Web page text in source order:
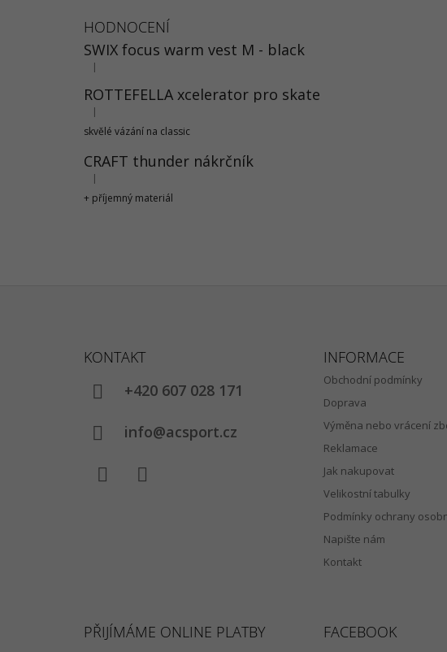
HODNOCENÍ
SWIX focus warm vest M - black
Hodnocení produktu je 5 z 5 hvězdiček.
|
ROTTEFELLA xcelerator pro skate
Hodnocení produktu je 5 z 5 hvězdiček.
|
skvělé vázání na classic
CRAFT thunder nákrčník
Hodnocení produktu je 5 z 5 hvězdiček.
|
+ příjemný materiál
KONTAKT
+420 607 028 171
info@acsport.cz
INFORMACE
Obchodní podmínky
Doprava
Výměna nebo vrácení
Reklamace
Jak nakupovat
Velikostní tabulky
Podmínky ochrany
Napište nám
Kontakt
PŘIJÍMÁME ONLINE PLATBY FACEBOOK